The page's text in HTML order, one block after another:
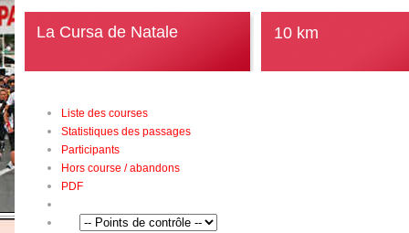
La Cursa de Natale 10 km
Liste des courses
Statistiques des passages
Participants
Hors course / abandons
PDF